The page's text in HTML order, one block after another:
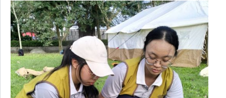
態
共
好
組
楷
模
獎